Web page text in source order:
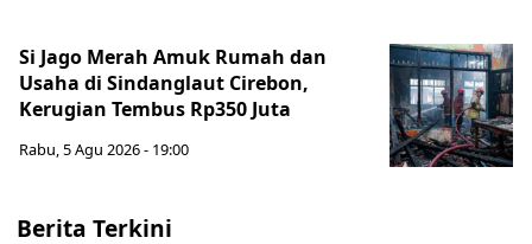
Si Jago Merah Amuk Rumah dan
Usaha di Sindanglaut Cirebon,
Kerugian Tembus Rp350 Juta
Rabu, 5 Agu 2026 - 19:00
Berita Terkini